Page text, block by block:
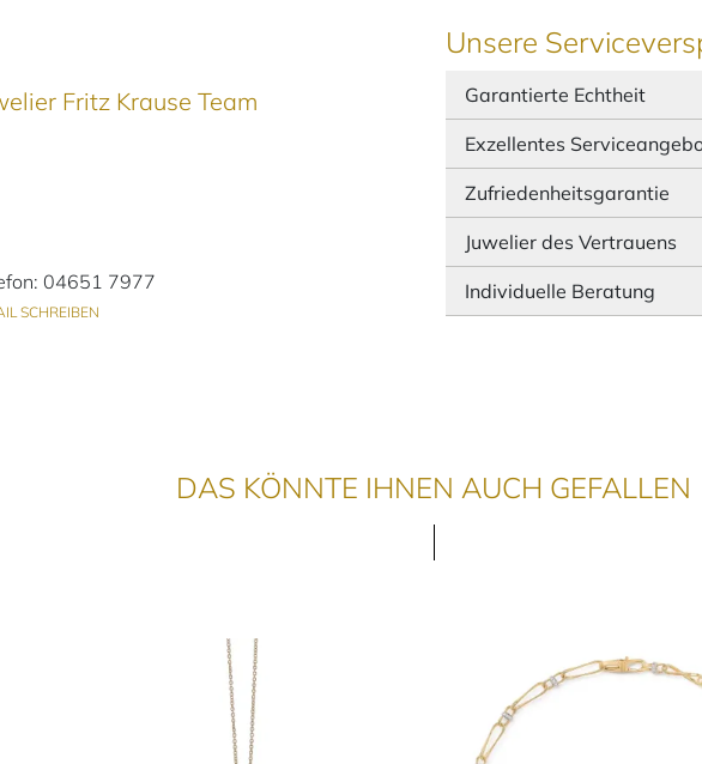
Fritz Krause Team
04651 7977
SCHREIBEN
Unsere
Garantierte Echtheit
Exzellentes
Zufriedenheitsgarantie
Juwelier des Vertrauens
Individuelle Beratung
DAS KÖNNTE IHNEN AUCH GEFALLEN